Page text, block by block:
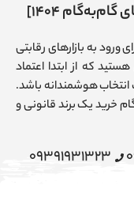
1404]
ورود به بازارهای رقابتی
که از ابتدا اعتماد
انتخاب هوشمندانه باشد.
مراحل گام‌به‌گام خرید یک برند قانونی و
09391931323